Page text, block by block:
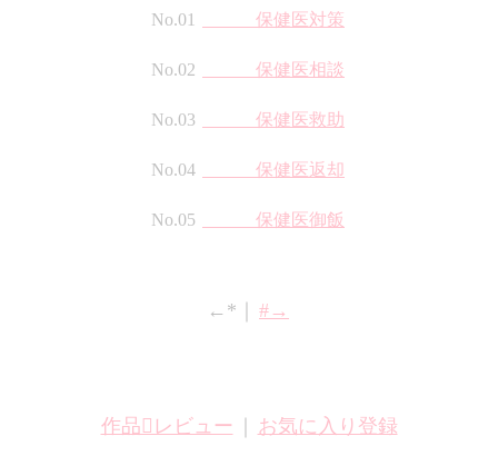
No.01 保健医対策
No.02 保健医相談
No.03 保健医救助
No.04 保健医返却
No.05 保健医御飯
←*｜ #→
作品レビュー お気に入り登録